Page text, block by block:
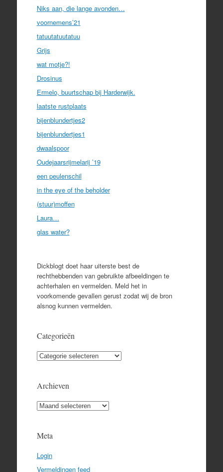
Niks aan, die lange avonden…
voornemens’21
tatuutatuutatuu
Grijs
wat motje?!
Drosinus
Ermelo, buurtschap bij Harderwijk.
laatste rustplaats
bijenblundertjes2
bijenblundertjes1
dwaalspoor
Oudejaarsrijmelarij ’19
een peulenschil
in the eye of the beholder
(stuur)moffen
Laura…
glas water?
Dickblogt doet haar uiterste best de
rechthebbenden van gebruikte afbeeldingen te
achterhalen en vermelden. Meld het in
voorkomende gevallen gerust zodat wij de bron
alsnog kunnen vermelden.
Categorieën
Categorieën
Archieven
Archieven
Meta
Login
Vermeldingen feed